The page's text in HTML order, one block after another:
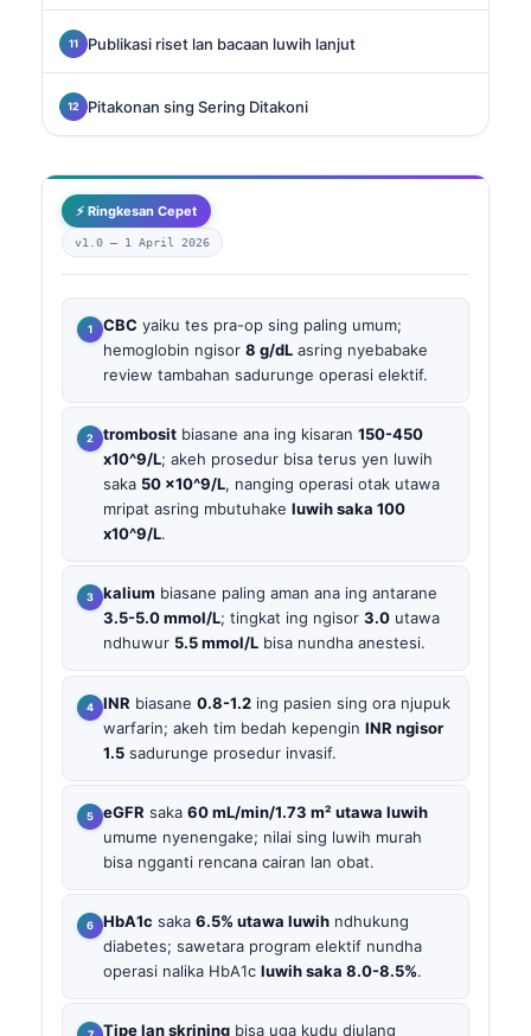
Publikasi riset lan bacaan luwih lanjut
Pitakonan sing Sering Ditakoni
⚡ Ringkesan Cepet
v1.0 — 1 April 2026
CBC yaiku tes pra-op sing paling umum;
hemoglobin ngisor 8 g/dL asring nyebabake
review tambahan sadurunge operasi elektif.
trombosit biasane ana ing kisaran 150-450
x10^9/L; akeh prosedur bisa terus yen luwih
saka 50 x10^9/L, nanging operasi otak utawa
mripat asring mbutuhake luwih saka 100
x10^9/L.
kalium biasane paling aman ana ing antarane
3.5-5.0 mmol/L; tingkat ing ngisor 3.0 utawa
ndhuwur 5.5 mmol/L bisa nundha anestesi.
INR biasane 0.8-1.2 ing pasien sing ora njupuk
warfarin; akeh tim bedah kepengin INR ngisor
1.5 sadurunge prosedur invasif.
eGFR saka 60 mL/min/1.73 m² utawa luwih
umume nyenengake; nilai sing luwih murah
bisa ngganti rencana cairan lan obat.
HbA1c saka 6.5% utawa luwih ndhukung
diabetes; sawetara program elektif nundha
operasi nalika HbA1c luwih saka 8.0-8.5%.
Tipe lan skrining bisa uga kudu diulang